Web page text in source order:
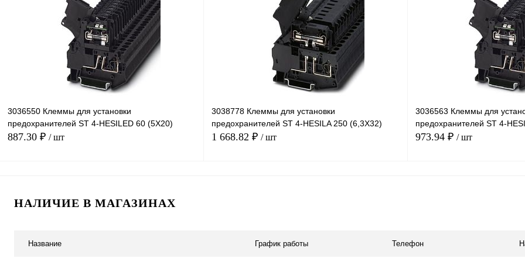
Купить в 1 клик Сравнение
Под заказ
Сравнение
наличии
Купить в 1 клик
3036550 Клеммы для установки
предохранителей ST 4-HESILED 60 (5X20)
887.30 ₽ / шт
3038778 Клеммы для установки
предохранителей ST 4-HESILA 250 (6,3X32)
1 668.82 ₽ / шт
3036563 Клеммы для
предохранителей ST 4-
973.94 ₽ / шт
НАЛИЧИЕ В МАГАЗИНАХ
Название График работы Телефон